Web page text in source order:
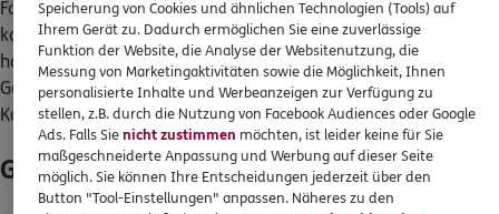
Fall dürfen Sie eineAbmahnung aussprechen. Etwas anderes
kann gelten, wenn ein Mitarbeiter gesundheitliche Probleme
hat oder schwanger ist. Gefährden die Temperaturen die
Gesundheit erheblich, müssen Sie die Person ohne rechtliche
Konsequenzen gehen lassen.
Gesundheitsschutz für Mitarbeiter
Speicherung von Cookies und ähnlichen Technologien (Tools) auf
Ihrem Gerät zu. Dadurch ermöglichen Sie eine zuverlässige
Funktion der Website, die Analyse der Websitenutzung, die
Messung von Marketingaktivitäten sowie die Möglichkeit, Ihnen
personalisierte Inhalte und Werbeanzeigen zur Verfügung zu
stellen, z.B. durch die Nutzung von Facebook Audiences oder Google
Ads. Falls Sienicht zustimmen möchten, ist leider keine für Sie
maßgeschneiderte Anpassung und Werbung auf dieser Seite
möglich. Sie können Ihre Entscheidungen jederzeit über den
Button "Tool-Einstellungen" anpassen. Näheres zu den